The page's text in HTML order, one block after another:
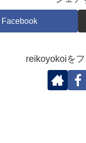
Facebook
reikoyokoiを